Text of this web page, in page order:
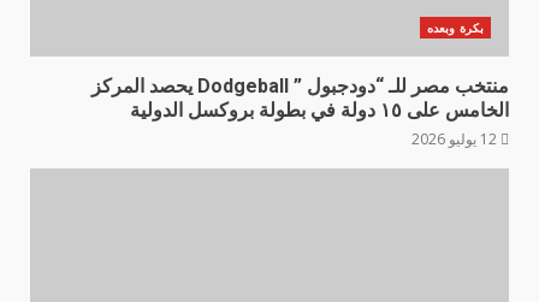
بكرة وبعده
منتخب مصر للـ “دودجبول ” Dodgeball يحصد المركز
الخامس على ١٥ دولة في بطولة بروكسل الدولية